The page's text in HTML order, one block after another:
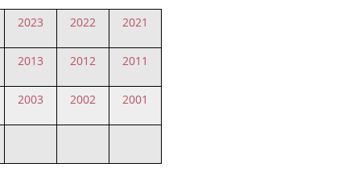
2023 2022 2021
2013 2012 2011
2003 2002 2001